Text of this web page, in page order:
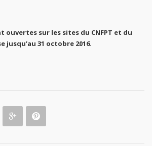
ouvertes sur les sites du CNFPT et du
jusqu’au 31 octobre 2016.